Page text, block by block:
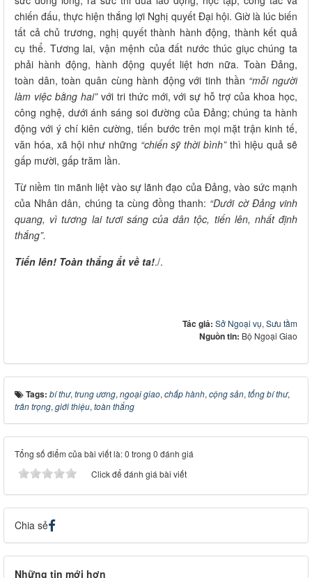
chiến đấu, thực hiện thắng lợi Nghị quyết Đại hội. Giờ là lúc biến
tất cả chủ trương, nghị quyết thành hành động, thành kết quả
cụ thể. Tương lai, vận mệnh của đất nước thúc giục chúng ta
phải hành động, hành động quyết liệt hơn nữa. Toàn Đảng,
toàn dân, toàn quân cùng hành động với tinh thần “mỗi người
làm việc bằng hai” với tri thức mới, với sự hỗ trợ của khoa học,
công nghệ, dưới ánh sáng soi đường của Đảng; chúng ta hành
động với ý chí kiên cường, tiến bước trên mọi mặt trận kinh tế,
văn hóa, xã hội như những “chiến sỹ thời bình”thì hiệu quả sẽ
gấp mười, gấp trăm lần.
Từ niềm tin mãnh liệt vào sự lãnh đạo của Đảng, vào sức mạnh
của Nhân dân, chúng ta cùng đồng thanh: “Dưới cờ Đảng vinh
quang, vì tương lai tươi sáng của dân tộc, tiến lên, nhất định
thắng”.
Tiến lên! Toàn thắng ắt về ta!./.
Tác giả: Sở Ngoại vụ, Sưu tầm
Nguồn tin: Bộ Ngoại Giao
Tags: bí thư, trung ương, ngoại giao, chấp hành, cộng sản, tổng bí thư,
trân trọng, giới thiệu, toàn thắng
Tổng số điểm của bài viết là: 0 trong 0 đánh giá
Click để đánh giá bài viết
Chia sẻ
Những tin mới hơn